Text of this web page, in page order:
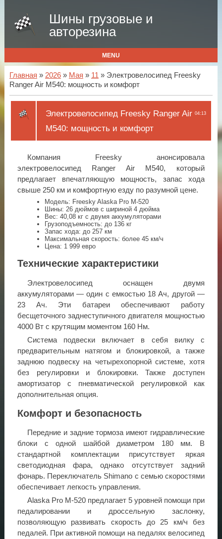
Шины грузовые и
авторезина
MENU
Главная » 2026 » Мая » 11 » Электровелосипед Freesky
Ranger Air M540: мощность и комфорт
04:13
Электровелосипед Freesky Ranger Air
M540: мощность и комфорт
Компания Freesky анонсировала
электровелосипед Ranger Air M540, который
предлагает впечатляющую мощность, запас хода
свыше 250 км и комфортную езду по разумной цене.
Модель: Freesky Alaska Pro M-520
Шины: 26 дюймов с шириной 4 дюйма
Вес: 40,08 кг с двумя аккумуляторами
Грузоподъемность: до 136 кг
Запас хода: до 257 км
Максимальная скорость: более 45 км/ч
Цена: 1 999 евро
Технические характеристики
Электровелосипед оснащен двумя
аккумуляторами — один с емкостью 18 Ач, другой —
23 Ач. Эти батареи обеспечивают работу
бесщеточного заднеступичного двигателя мощностью
4000 Вт с крутящим моментом 160 Нм.
Система подвески включает в себя вилку с
предварительным натягом и блокировкой, а также
заднюю подвеску на четырехопорной системе, хотя
без регулировки и блокировки. Также доступен
амортизатор с пневматической регулировкой как
дополнительная опция.
Комфорт и безопасность
Передние и задние тормоза имеют гидравлические
блоки с одной шайбой диаметром 180 мм. В
стандартной комплектации присутствует яркая
светодиодная фара, однако отсутствует задний
фонарь. Переключатель Shimano с семью скоростями
обеспечивает легкость управления.
Alaska Pro M-520 предлагает 5 уровней помощи при
педалировании и дроссельную заслонку,
позволяющую развивать скорость до 25 км/ч без
педалей. При активной помощи на педалях велосипед